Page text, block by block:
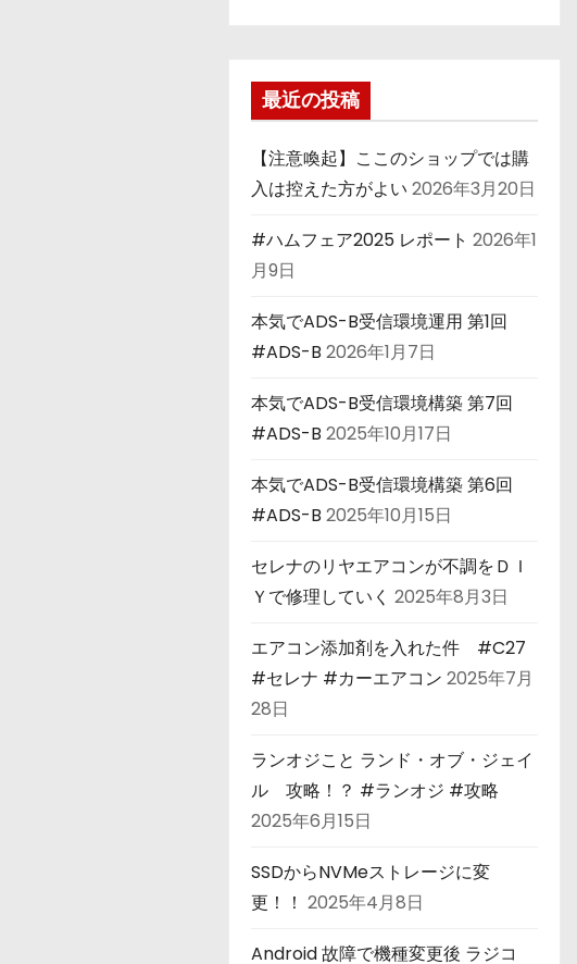
最近の投稿
【注意喚起】ここのショップでは購
入は控えた方がよい 2026年3月20日
#ハムフェア2025 レポート 2026年1
月9日
本気でADS-B受信環境運用 第1回
#ADS-B 2026年1月7日
本気でADS-B受信環境構築 第7回
#ADS-B 2025年10月17日
本気でADS-B受信環境構築 第6回
#ADS-B 2025年10月15日
セレナのリヤエアコンが不調をＤＩ
Ｙで修理していく 2025年8月3日
エアコン添加剤を入れた件 #C27
#セレナ #カーエアコン 2025年7月
28日
ランオジこと ランド・オブ・ジェイ
ル 攻略！？ #ランオジ #攻略
2025年6月15日
SSDからNVMeストレージに変
更！！ 2025年4月8日
Android 故障で機種変更後 ラジコ